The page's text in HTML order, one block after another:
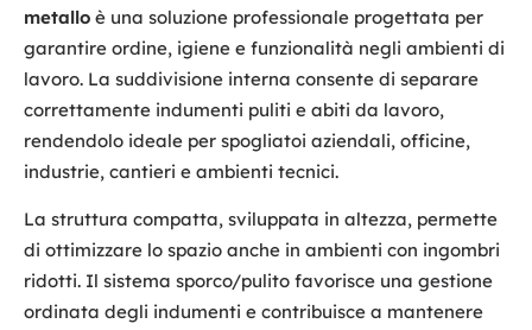
metallo è una soluzione professionale progettata per
garantire ordine, igiene e funzionalità negli ambienti di
lavoro. La suddivisione interna consente di separare
correttamente indumenti puliti e abiti da lavoro,
rendendolo ideale per spogliatoi aziendali, officine,
industrie, cantieri e ambienti tecnici.
La struttura compatta, sviluppata in altezza, permette
di ottimizzare lo spazio anche in ambienti con ingombri
ridotti. Il sistema sporco/pulito favorisce una gestione
ordinata degli indumenti e contribuisce a mantenere